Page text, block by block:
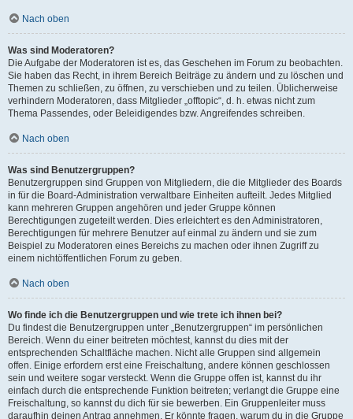
Nach oben
Was sind Moderatoren?
Die Aufgabe der Moderatoren ist es, das Geschehen im Forum zu beobachten.
Sie haben das Recht, in ihrem Bereich Beiträge zu ändern und zu löschen und
Themen zu schließen, zu öffnen, zu verschieben und zu teilen. Üblicherweise
verhindern Moderatoren, dass Mitglieder „offtopic“, d. h. etwas nicht zum
Thema Passendes, oder Beleidigendes bzw. Angreifendes schreiben.
Nach oben
Was sind Benutzergruppen?
Benutzergruppen sind Gruppen von Mitgliedern, die die Mitglieder des Boards
in für die Board-Administration verwaltbare Einheiten aufteilt. Jedes Mitglied
kann mehreren Gruppen angehören und jeder Gruppe können
Berechtigungen zugeteilt werden. Dies erleichtert es den Administratoren,
Berechtigungen für mehrere Benutzer auf einmal zu ändern und sie zum
Beispiel zu Moderatoren eines Bereichs zu machen oder ihnen Zugriff zu
einem nichtöffentlichen Forum zu geben.
Nach oben
Wo finde ich die Benutzergruppen und wie trete ich ihnen bei?
Du findest die Benutzergruppen unter „Benutzergruppen“ im persönlichen
Bereich. Wenn du einer beitreten möchtest, kannst du dies mit der
entsprechenden Schaltfläche machen. Nicht alle Gruppen sind allgemein
offen. Einige erfordern erst eine Freischaltung, andere können geschlossen
sein und weitere sogar versteckt. Wenn die Gruppe offen ist, kannst du ihr
einfach durch die entsprechende Funktion beitreten; verlangt die Gruppe eine
Freischaltung, so kannst du dich für sie bewerben. Ein Gruppenleiter muss
daraufhin deinen Antrag annehmen. Er könnte fragen, warum du in die Gruppe